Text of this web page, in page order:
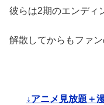
彼らは2期のエンディ
解散してからもファ
↓アニメ見放題＋